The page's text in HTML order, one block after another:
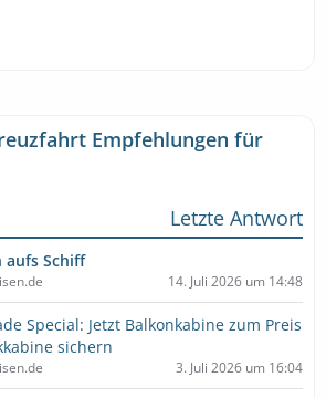
Empfehlungen für
Letzte Antwort
aufs Schiff
14. Juli 2026 um 14:48
Special: Jetzt Balkonkabine zum Preis
sichern
3. Juli 2026 um 16:04